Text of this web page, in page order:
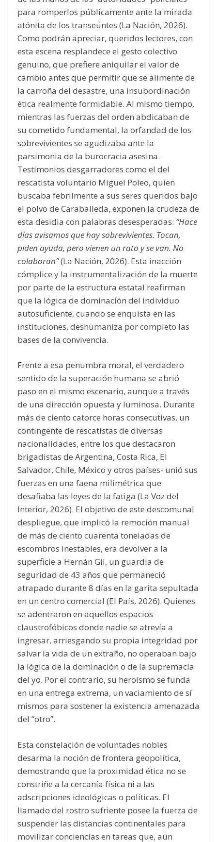
para romperlos públicamente ante la mirada
atónita de los transeúntes (La Nación, 2026).
Como podrán apreciar, queridos lectores, con
esta escena resplandece el gesto colectivo
genuino, que prefiere aniquilar el valor de
cambio antes que permitir que se alimente de
la carroña del desastre, una insubordinación
ética realmente formidable. Al mismo tiempo,
mientras las fuerzas del orden abdicaban de
su cometido fundamental, la orfandad de los
sobrevivientes se agudizaba ante la
parsimonia de la burocracia asesina.
Testimonios desgarradores como el del
rescatista voluntario Miguel Poleo, quien
buscaba febrilmente a sus seres queridos bajo
el polvo de Caraballeda, exponen la crudeza de
esta desidia con palabras desesperadas: “Hace
días avisamos que hay sobrevivientes. Tocan,
piden ayuda, pero vienen un rato y se van. No
colaboran”(La Nación, 2026). Esta inacción
cómplice y la instrumentalización de la muerte
por parte de la estructura estatal reafirman
que la lógica de dominación del individuo
autosuficiente, cuando se enquista en las
instituciones, deshumaniza por completo las
bases de la convivencia.
Frente a esa penumbra moral, el verdadero
sentido de la superación humana se abrió
paso en el mismo escenario, aunque a través
de una dirección opuesta y luminosa. Durante
más de ciento catorce horas consecutivas, un
contingente de rescatistas de diversas
nacionalidades, entre los que destacaron
brigadistas de Argentina, Costa Rica, El
Salvador, Chile, México y otros países- unió sus
fuerzas en una faena milimétrica que
desafiaba las leyes de la fatiga (La Voz del
Interior, 2026). El objetivo de este descomunal
despliegue, que implicó la remoción manual
de más de ciento cuarenta toneladas de
escombros inestables, era devolver a la
superficie a Hernán Gil, un guardia de
seguridad de 43 años que permaneció
atrapado durante 8 días en la garita sepultada
en un centro comercial (El País, 2026). Quienes
se adentraron en aquellos espacios
claustrofóbicos donde nadie se atrevía a
ingresar, arriesgando su propia integridad por
salvar la vida de un extraño, no operaban bajo
la lógica de la dominación o de la supremacía
del yo. Por el contrario, su heroísmo se funda
en una entrega extrema, un vaciamiento de sí
mismos para sostener la existencia amenazada
del “otro”.
Esta constelación de voluntades nobles
desarma la noción de frontera geopolítica,
demostrando que la proximidad ética no se
constriñe a la cercanía física ni a las
adscripciones ideológicas o políticas. El
llamado del rostro sufriente posee la fuerza de
suspender las distancias continentales para
movilizar conciencias en tareas que, aún